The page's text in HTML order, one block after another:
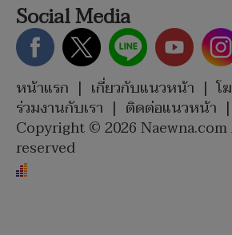
Social Media
หน้าแรก | เกี่ยวกับแนวหน้า | โ
ร่วมงานกับเรา | ติดต่อแนวหน้า |
Copyright © 2026
reserved